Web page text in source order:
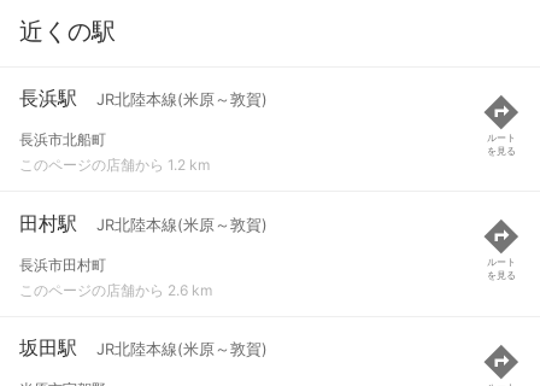
近くの駅
長浜駅 JR北陸本線(米原～敦賀)
長浜市北船町
このページの店舗から 1.2 km
ルート
を見る
田村駅 JR北陸本線(米原～敦賀)
長浜市田村町
このページの店舗から 2.6 km
ルート
を見る
坂田駅 JR北陸本線(米原～敦賀)